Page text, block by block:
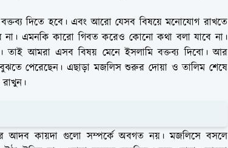
দিতে হবে। এবং আরো যেসব বিষয়ে মনোযোগ রাখতে
এমনকি কারো গিবত করেও কোনো কথা বলা যাবে না।
তাই আমরা এসব বিষয় মেনে ইসলামি বক্তব্য দিবো। আর
পেরেছেন। এছাড়া মজলিস শুরুর দোয়া ও তালিম শেষে
আদব কায়দা গুলো সম্পর্কে অবগত নয়। মজলিসে বসলে